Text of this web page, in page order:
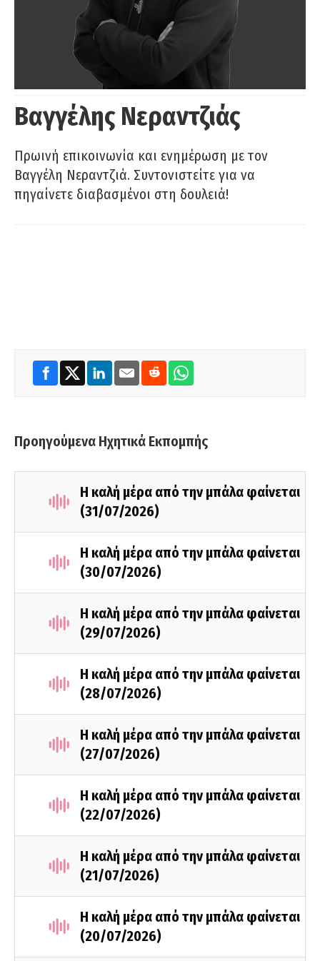
Βαγγέλης Νεραντζιάς
Πρωινή επικοινωνία και ενημέρωση με τον
Βαγγέλη Νεραντζιά. Συντονιστείτε για να
πηγαίνετε διαβασμένοι στη δουλειά!
Προηγούμενα Ηχητικά Εκπομπής
Η καλή μέρα από την μπάλα φαίνεται
(31/07/2026)
Η καλή μέρα από την μπάλα φαίνεται
(30/07/2026)
Η καλή μέρα από την μπάλα φαίνεται
(29/07/2026)
Η καλή μέρα από την μπάλα φαίνεται
(28/07/2026)
Η καλή μέρα από την μπάλα φαίνεται
(27/07/2026)
Η καλή μέρα από την μπάλα φαίνεται
(22/07/2026)
Η καλή μέρα από την μπάλα φαίνεται
(21/07/2026)
Η καλή μέρα από την μπάλα φαίνεται
(20/07/2026)